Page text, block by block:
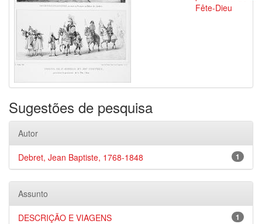
Fête-Dieu
Sugestões de pesquisa
Autor
1
Debret, Jean Baptiste, 1768-1848
Assunto
1
DESCRIÇÃO E VIAGENS